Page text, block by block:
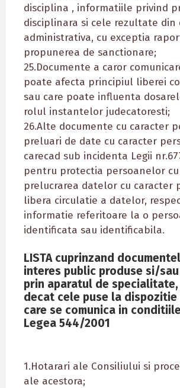
disciplina , informatiile privind
disciplinara si cele rezultate din
administrativa, cu exceptia
propunerea de sanctionare;
25.Documente a caror
poate afecta principiul liberei
sau care poate influenta
rolul instantelor judecatoresti;
26.Alte documente cu caracter
preluari de date cu caracter
carecad sub incidenta Legii
pentru protectia persoanelor
prelucrarea datelor cu caracter
libera circulatie a datelor,
informatie referitoare la o
identificata sau identificabila.
LISTA cuprinzand
interes public produse si/
prin aparatul de
decat cele puse la
care se comunica in
Legea 544/2001
1.Hotarari ale Consiliului si
ale acestora;